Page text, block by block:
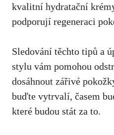
kvalitní hydratační
podporují regeneraci
Sledování těchto ⁢tipů⁣ a
stylu vám pomohou
dosáhnout zářivé
buďte vytrvalí, časem
které budou stát za to.